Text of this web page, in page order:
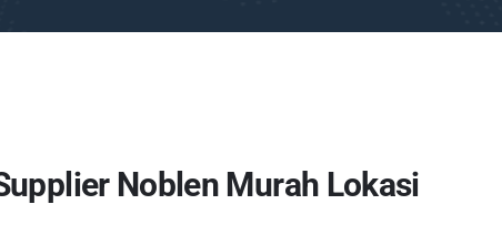
Noblen Murah Lokasi